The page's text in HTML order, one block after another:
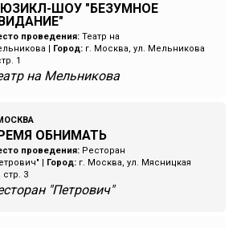
ШОУ "БЕЗУМНОЕ
проведения: Театр на
Город: г. Москва, ул. Мельникова
1
на Мельникова
ОБНИМАТЬ
проведения: Ресторан
Город: г. Москва, ул. Мясницкая
стр. 3
"Петрович"